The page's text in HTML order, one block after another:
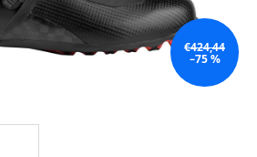
€424,44
–75 %